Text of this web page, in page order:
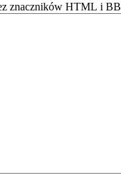
znaczników HTML i